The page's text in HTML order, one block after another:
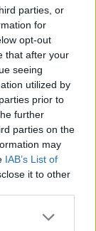
parties, or
for
opt-out
that after your
seeing
utilized by
prior to
further
parties on the
may
IAB’s List of
it to other
το